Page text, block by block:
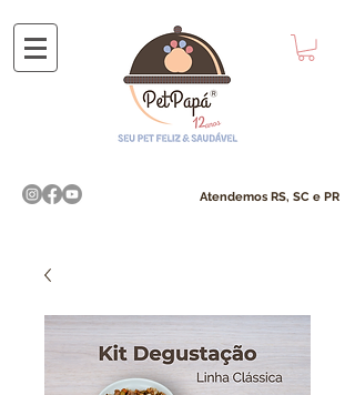
Atendemos​ RS, SC e PR